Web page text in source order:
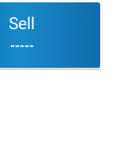
Sell
-----